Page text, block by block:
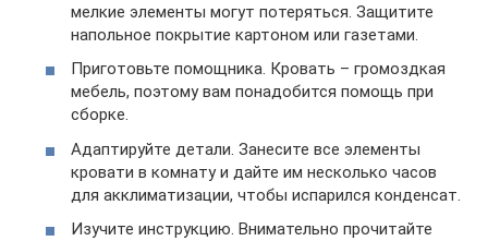
мелкие элементы могут потеряться. Защитите
напольное покрытие картоном или газетами.
Приготовьте помощника. Кровать – громоздкая
мебель, поэтому вам понадобится помощь при
сборке.
Адаптируйте детали. Занесите все элементы
кровати в комнату и дайте им несколько часов
для акклиматизации, чтобы испарился конденсат.
Изучите инструкцию. Внимательно прочитайте